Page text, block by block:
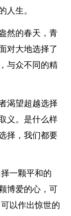
人生。
然的春天，青
对大地选择了
与众不同的精
渴望超越选择
义。是什么样
择，我们都要
一颗平和的
博爱的心，可
以作出惊世的